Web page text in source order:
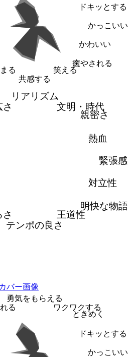
ドキッとする
かっこいい
かわいい
癒やされる
笑える
共感する
る
リアリズム
文明・時代
親密さ
熱血
緊張感
対立性
明快な物語
王道性
テンポの良さ
さ
勇気をもらえる
ワクワクする
ときめく
ドキッとする
かっこいい
る